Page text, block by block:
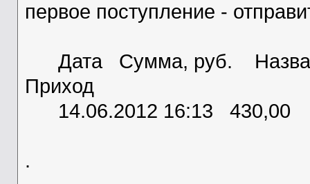
первое поступление -
Дата Сумма, руб.
Приход
14.06.2012 16:13 430,00
.